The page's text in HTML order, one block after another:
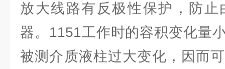
放大线路有反极性保护，防
器。1151工作时的容积变化量
被测介质液柱过大变化，因而